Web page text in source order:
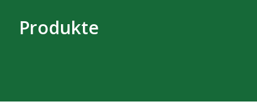
Produkte